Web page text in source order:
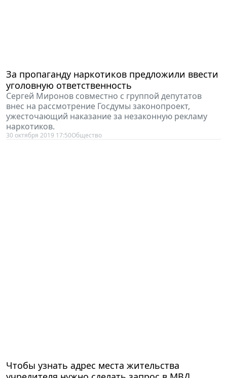
уголовную ответственность
Сергей Миронов совместно с группой депутатов
внес на рассмотрение Госдумы законопроект,
ужесточающий наказание за незаконную рекламу
наркотиков.
30 октября 2019 17:50
учредителя нужно сделать запрос в МВД